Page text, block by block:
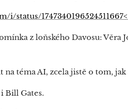
i/status/
z loňského Davosu:
na téma AI, zcela jistě o tom,
Bill Gates.